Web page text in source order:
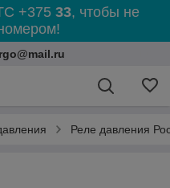
+375 33, чтобы не
Реле давления